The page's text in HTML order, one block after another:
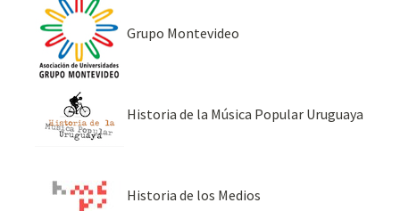
Grupo Montevideo
Historia de la Música Popular Uruguaya
Historia de los Medios